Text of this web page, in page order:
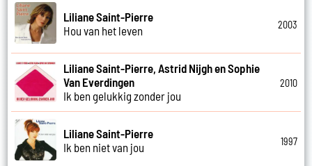
Liliane Saint-Pierre
Hou van het leven
2003
Liliane Saint-Pierre, Astrid Nijgh en Sophie
Van Everdingen
Ik ben gelukkig zonder jou
2010
Liliane Saint-Pierre
Ik ben niet van jou
1997